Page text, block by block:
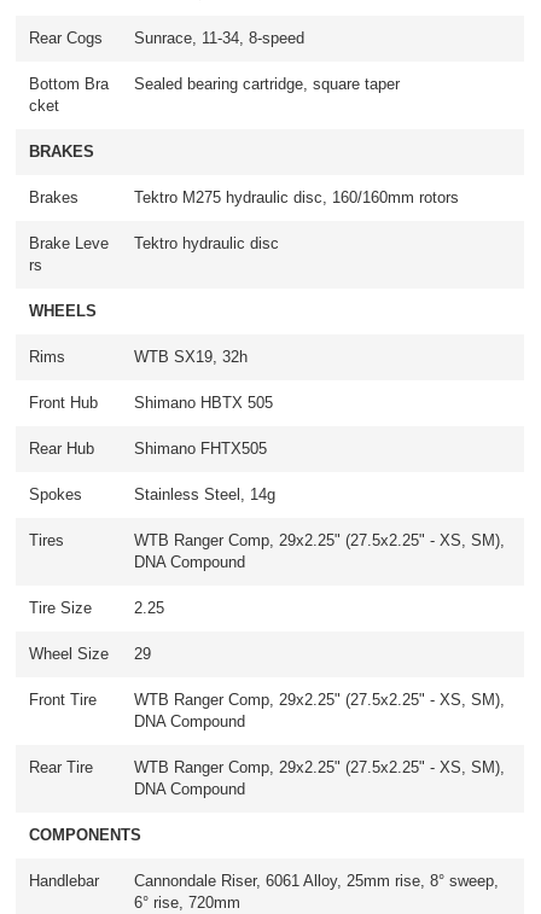
Rear Cogs Sunrace, 11-34, 8-speed
Bottom Bra
cket
Sealed bearing cartridge, square taper
BRAKES
Brakes Tektro M275 hydraulic disc, 160/160mm rotors
Brake Leve
rs
Tektro hydraulic disc
WHEELS
Rims WTB SX19, 32h
Front Hub Shimano HBTX 505
Rear Hub Shimano FHTX505
Spokes Stainless Steel, 14g
Tires
WTB Ranger Comp, 29x2.25" (27.5x2.25" - XS, SM),
DNA Compound
Tire Size 2.25
Wheel Size 29
Front Tire
WTB Ranger Comp, 29x2.25" (27.5x2.25" - XS, SM),
DNA Compound
Rear Tire
WTB Ranger Comp, 29x2.25" (27.5x2.25" - XS, SM),
DNA Compound
COMPONENTS
Handlebar
Cannondale Riser, 6061 Alloy, 25mm rise, 8° sweep,
6° rise, 720mm